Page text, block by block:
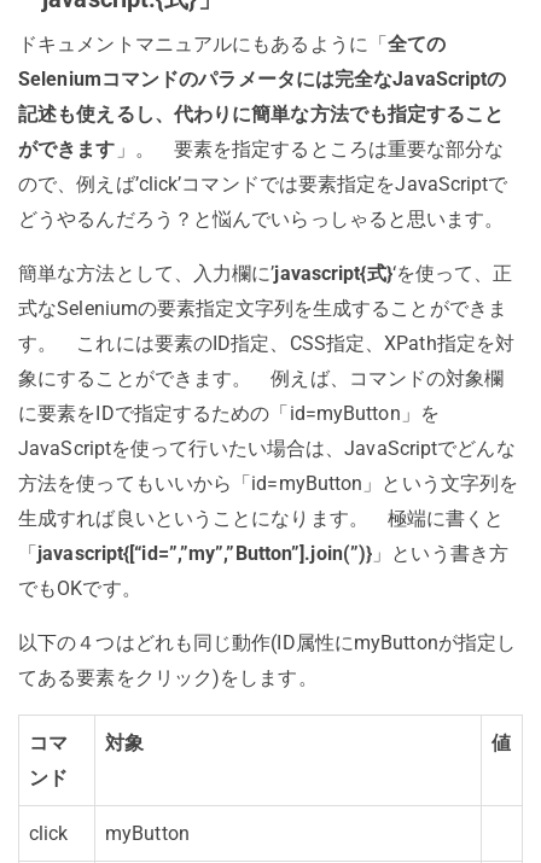
ドキュメントマニュアルにもあるように「全ての
Seleniumコマンドのパラメータには完全なJavaScriptの
記述も使えるし、代わりに簡単な方法でも指定すること
ができます 」。 要素を指定するところは重要な部分な
ので、例えば’click’コマンドでは要素指定をJavaScriptで
どうやるんだろう？と悩んでいらっしゃると思います。
簡単な方法として、入力欄に’javascript{式}‘を使って、正
式なSeleniumの要素指定文字列を生成することができま
す。 これには要素のID指定、CSS指定、XPath指定を対
象にすることができます。 例えば、コマンドの対象欄
に要素をIDで指定するための「id=myButton」を
JavaScriptを使って行いたい場合は、JavaScriptでどんな
方法を使ってもいいから「id=myButton」という文字列を
生成すれば良いということになります。 極端に書くと
「javascript{[“id=”,”my”,”Button”].join(”)} 」という書き方
でもOKです。
以下の４つはどれも同じ動作(ID属性にmyButtonが指定し
てある要素をクリック)をします。
コマ
ンド
対象 値
click myButton